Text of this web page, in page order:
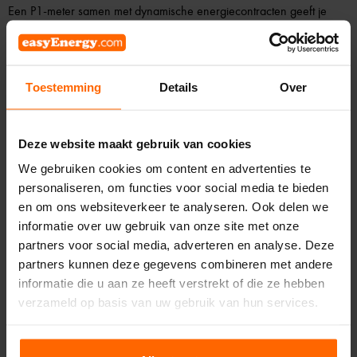
Toestemming Details Over
Deze website maakt gebruik van cookies
We gebruiken cookies om content en advertenties te
personaliseren, om functies voor social media te bieden
en om ons websiteverkeer te analyseren. Ook delen we
informatie over uw gebruik van onze site met onze
partners voor social media, adverteren en analyse. Deze
partners kunnen deze gegevens combineren met andere
informatie die u aan ze heeft verstrekt of die ze hebben
verzameld op basis van uw gebruik van hun services.
Een P1-meter samen met dynamische energiecontracten geeft je
meer dan alleen cijfers: het levert je echte besparingen en controle
op. Denk bijvoorbeeld aan:
Slim plannen van grootverbruikers
goedkope middaguren.
Sluipverbruik ontdekken
Merk je dat je ‘s nachts nog steeds stroom verbruikt? Dan kun je
op zoek naar apparaten die ongemerkt energie blijven
gebruiken en die uitschakelen.
Zien hoeveel je zonnepanelen leveren
Check direct of je de opgewekte stroom zelf gebruikt of juist
teruglevert aan het net.
Met deze inzichten kun je jouw verbruik slimmer sturen en